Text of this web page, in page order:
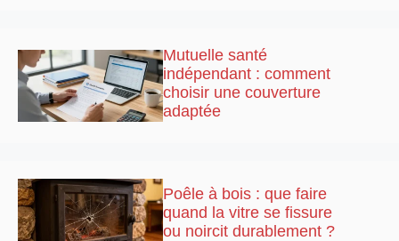
Mutuelle santé
indépendant : comment
choisir une couverture
adaptée
Poêle à bois : que faire
quand la vitre se fissure
ou noircit durablement ?